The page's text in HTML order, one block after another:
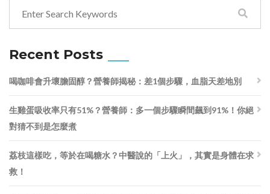
Recent Posts
喝咖啡會升壞膽固醇？營養師揭秘：差1個步驟，血脂天差地別
生雞蛋吸收率只有51%？營養師：多一個步驟瞬間飆到91%！你絕
對猜不到是怎麼煮
荔枝這樣吃，等於在喝糖水？中醫說的「上火」，其實是身體在求
救！